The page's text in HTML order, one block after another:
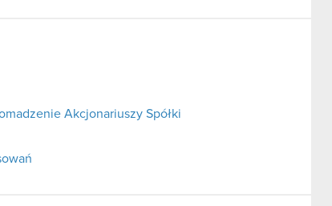
Akcjonariuszy Spółki